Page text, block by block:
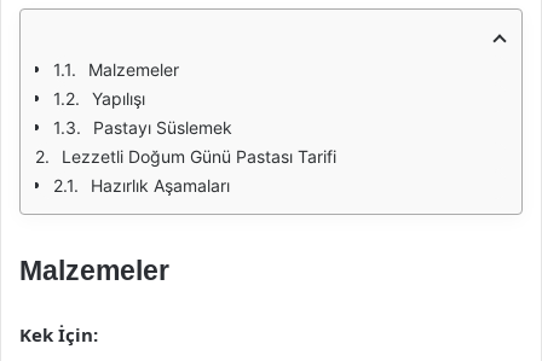
Malzemeler
Yapılışı
Pastayı Süslemek
Lezzetli Doğum Günü Pastası Tarifi
Hazırlık Aşamaları
Malzemeler
Kek İçin: